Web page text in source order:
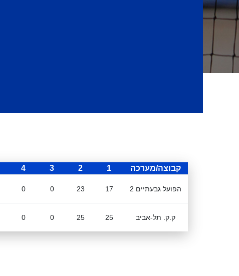
קבוצה/מערכה 1
2
3
4
הפועל גבעתיים 2 17
23
0
0
ק.ק. תל-אביב 25
25
0
0